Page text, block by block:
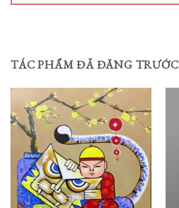
TÁC PHẨM ĐÃ ĐĂNG TRƯỚC